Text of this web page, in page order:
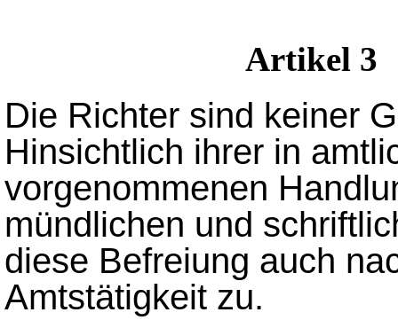
Artikel 3
Die Richter sind keiner
Hinsichtlich ihrer in
vorgenommenen
mündlichen und
diese Befreiung auch
Amtstätigkeit zu.